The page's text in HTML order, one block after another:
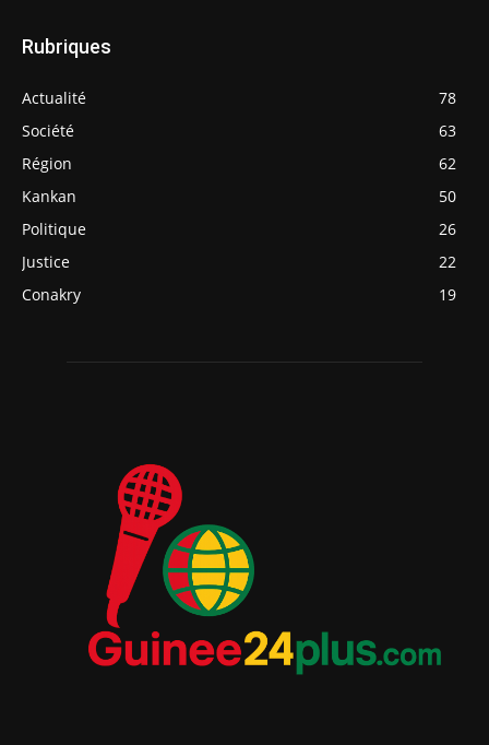
Rubriques
Actualité
78
Société
63
Région
62
Kankan
50
Politique
26
Justice
22
Conakry
19